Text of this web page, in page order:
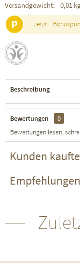
Versandgewicht:
0,01
P Jetzt
Beschreibung
Bewertungen
0
Bewertungen lesen,
Kunden
Empfehlungen